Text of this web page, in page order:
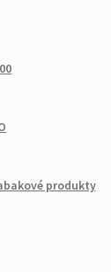
produkty